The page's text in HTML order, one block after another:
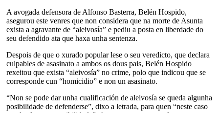
A avogada defensora de Alfonso Basterra, Belén Hospido,
asegurou este venres que non considera que na morte de Asunta
exista a agravante de “aleivosía” e pediu a posta en liberdade do
seu defendido ata que haxa unha sentenza.
Despois de que o xurado popular lese o seu veredicto, que declara
culpables de asasinato a ambos os dous pais, Belén Hospido
rexeitou que exista “aleivosía” no crime, polo que indicou que se
corresponde cun “homicidio” e non un asasinato.
“Non se pode dar unha cualificación de aleivosía se queda algunha
posibilidade de defenderse”, dixo a letrada, para quen “neste caso